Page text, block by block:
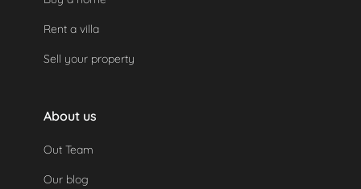
Rent a villa
Sell your property
About us
Out Team
Our blog